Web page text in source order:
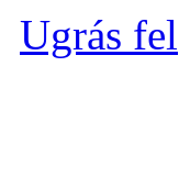
Ugrás fel